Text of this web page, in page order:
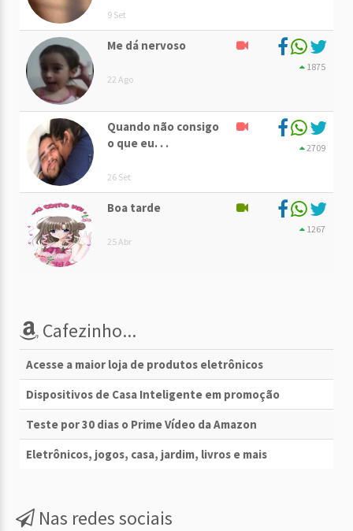
9 Set
Me dá nervoso
22 Ago
1875
Quando não consigo
o que eu. . .
26 Set
2709
Boa tarde
25 Abr
1267
Cafezinho...
Acesse a maior loja de produtos eletrônicos
Dispositivos de Casa Inteligente em promoção
Teste por 30 dias o Prime Vídeo da Amazon
Eletrônicos, jogos, casa, jardim, livros e mais
Nas redes sociais